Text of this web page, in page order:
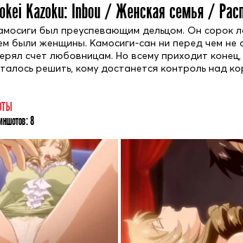
Kazoku: Inbou / Женская семья /
был преуспевающим дельцом. Он сорок
были женщины. Камосиги-сан ни перед чем
счет любовницам. Но всему приходит
решить, кому достанется контроль над
8